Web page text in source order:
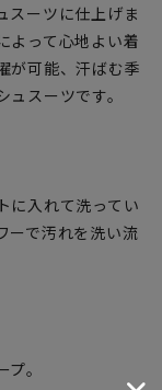
スーツに仕上げま
よって心地よい着
が可能、汗ばむ季
スーツです。
に入れて洗ってい
ーで汚れを洗い流
。